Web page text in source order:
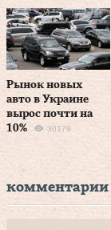
Рынок новых
авто в Украине
вырос почти на
10%
30179
комментарии